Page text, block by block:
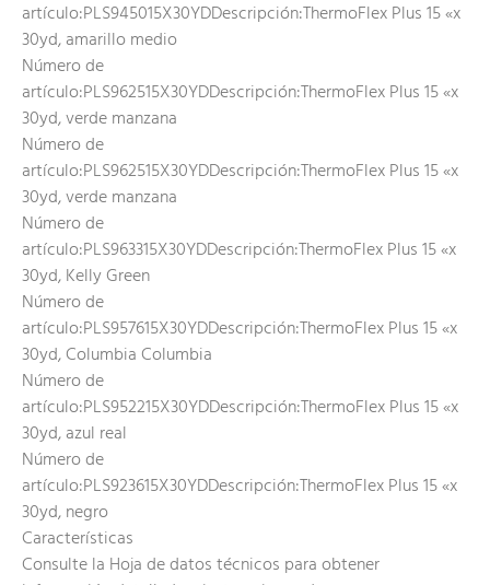
artículo:PLS945015X30YDDescripción:ThermoFlex Plus 15 «x
30yd, amarillo medio
Número de
artículo:PLS962515X30YDDescripción:ThermoFlex Plus 15 «x
30yd, verde manzana
Número de
artículo:PLS962515X30YDDescripción:ThermoFlex Plus 15 «x
30yd, verde manzana
Número de
artículo:PLS963315X30YDDescripción:ThermoFlex Plus 15 «x
30yd, Kelly Green
Número de
artículo:PLS957615X30YDDescripción:ThermoFlex Plus 15 «x
30yd, Columbia Columbia
Número de
artículo:PLS952215X30YDDescripción:ThermoFlex Plus 15 «x
30yd, azul real
Número de
artículo:PLS923615X30YDDescripción:ThermoFlex Plus 15 «x
30yd, negro
Características
Consulte la Hoja de datos técnicos para obtener